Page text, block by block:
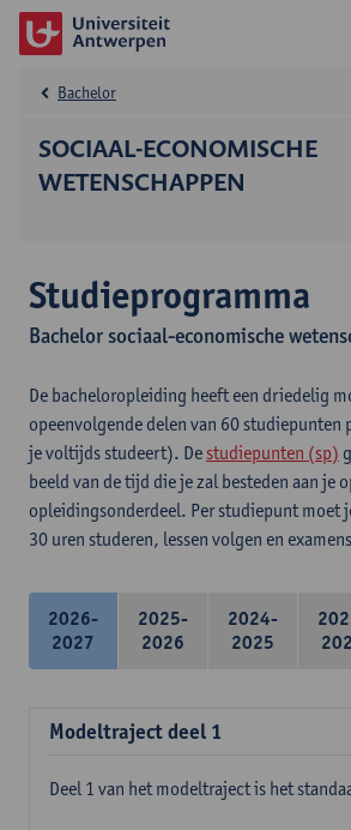
SOCIAAL-ECONOMISCHE
WETENSCHAPPEN
Bachelor
Studieprogramma
Bachelor sociaal-economische
De bacheloropleiding heeft een driedelig
opeenvolgende delen van 60 studiepunten
je voltijds studeert). De studiepunten (sp)
beeld van de tijd die je zal besteden aan je
opleidingsonderdeel. Per studiepunt moet
30 uren studeren, lessen volgen en
2026-
2027
2025-
2026
2024-
2025
Modeltraject deel 1
Deel 1 van het modeltraject is het